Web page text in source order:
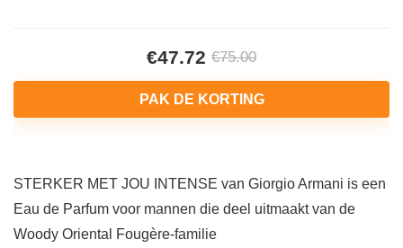
€47.72 €75.00
PAK DE KORTING
STERKER MET JOU INTENSE van Giorgio Armani is een
Eau de Parfum voor mannen die deel uitmaakt van de
Woody Oriental Fougère-familie